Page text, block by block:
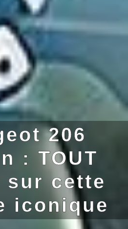
206
: TOUT
sur cette
iconique